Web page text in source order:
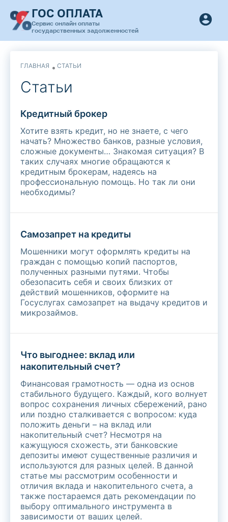
ГОС ОПЛАТА
Сервис онлайн оплаты
государственных задолженностей
ГЛАВНАЯ СТАТЬИ
Статьи
Кредитный брокер
Хотите взять кредит, но не знаете, с чего
начать? Множество банков, разные условия,
сложные документы… Знакомая ситуация? В
таких случаях многие обращаются к
кредитным брокерам, надеясь на
профессиональную помощь. Но так ли они
необходимы?
Cамозапрет на кредиты
Мошенники могут оформлять кредиты на
граждан с помощью копий паспортов,
полученных разными путями. Чтобы
обезопасить себя и своих близких от
действий мошенников, оформите на
Госуслугах самозапрет на выдачу кредитов и
микрозаймов.
Что выгоднее: вклад или
накопительный счет?
Финансовая грамотность — одна из основ
стабильного будущего. Каждый, кого волнует
вопрос сохранения личных сбережений, рано
или поздно сталкивается с вопросом: куда
положить деньги – на вклад или
накопительный счет? Несмотря на
кажущуюся схожесть, эти банковские
депозиты имеют существенные различия и
используются для разных целей. В данной
статье мы рассмотрим особенности и
отличия вклада и накопительного счета, а
также постараемся дать рекомендации по
выбору оптимального инструмента в
зависимости от ваших целей.